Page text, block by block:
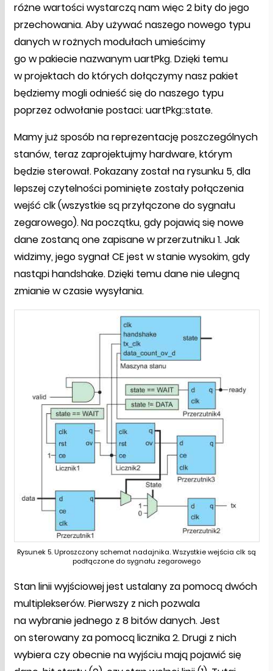
różne wartości wystarczą nam więc 2 bity do jego
przechowania. Aby używać naszego nowego typu
danych w rożnych modułach umieścimy
go w pakiecie nazwanym uartPkg. Dzięki temu
w projektach do których dołączymy nasz pakiet
będziemy mogli odnieść się do naszego typu
poprzez odwołanie postaci: uartPkg::state.
Mamy już sposób na reprezentację poszczególnych
stanów, teraz zaprojektujmy hardware, którym
będzie sterował. Pokazany został na rysunku 5, dla
lepszej czytelności pominięte zostały połączenia
wejść clk (wszystkie są przyłączone do sygnału
zegarowego). Na początku, gdy pojawią się nowe
dane zostaną one zapisane w przerzutniku 1. Jak
widzimy, jego sygnał CE jest w stanie wysokim, gdy
nastąpi handshake. Dzięki temu dane nie ulegną
zmianie w czasie wysyłania.
Rysunek 5. Uproszczony schemat nadajnika. Wszystkie wejścia clk są
podłączone do sygnału zegarowego
Stan linii wyjściowej jest ustalany za pomocą dwóch
multiplekserów. Pierwszy z nich pozwala
na wybranie jednego z 8 bitów danych. Jest
on sterowany za pomocą licznika 2. Drugi z nich
wybiera czy obecnie na wyjściu mają pojawić się